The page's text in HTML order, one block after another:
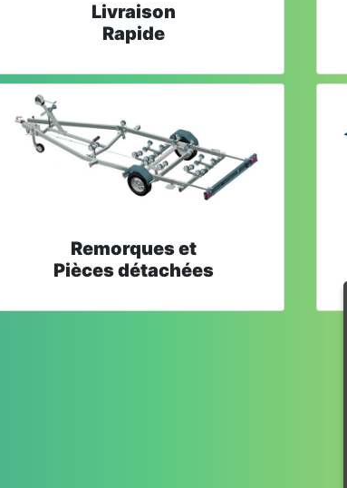
Livraison
Rapide
Remorques et
Pièces détachées